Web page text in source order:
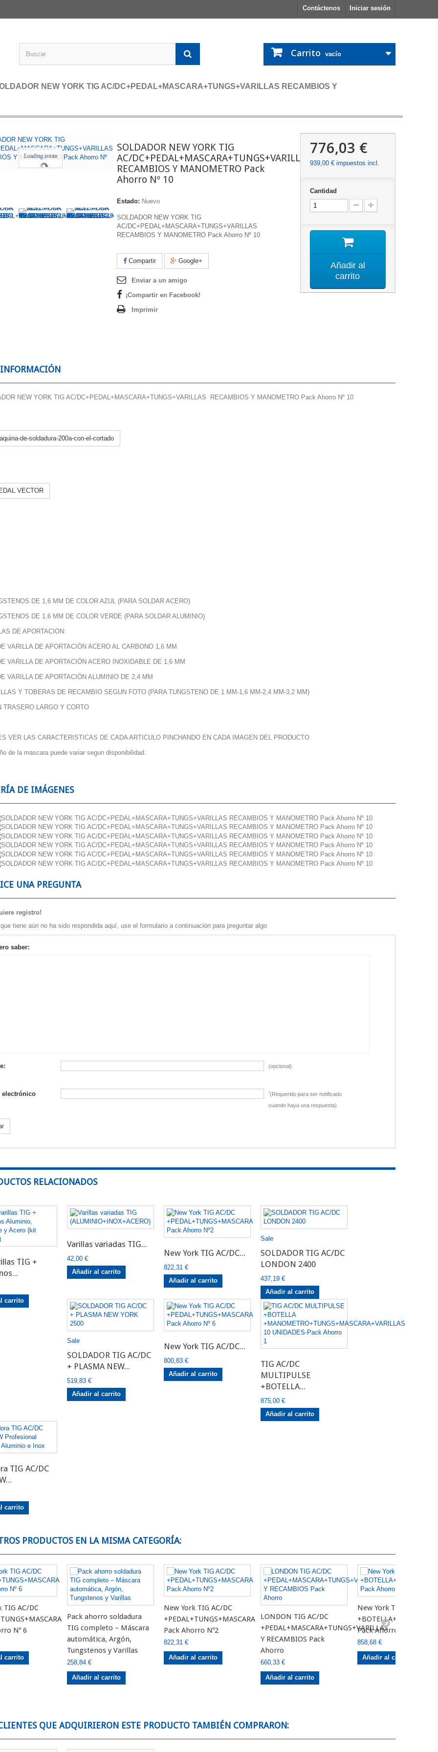
Iniciar sesión
Contáctenos
Carrito vacío
NEW YORK TIG AC/DC+PEDAL+MASCARA+TUNGS+VARILLAS RECAMBIOS Y
Loading zoom
SOLDADOR NEW YORK TIG
AC/DC+PEDAL+MASCARA+TUNGS+VARILLAS
RECAMBIOS Y MANOMETRO Pack
Ahorro Nº 10
Estado: Nuevo
SOLDADOR NEW YORK TIG
AC/DC+PEDAL+MASCARA+TUNGS+VARILLAS
RECAMBIOS Y MANOMETRO Pack Ahorro Nº 10
Compartir Google+
Enviar a un amigo
¡Compartir en Facebook!
Imprimir
776,03 €
939,00 €impuestos incl.
Cantidad
Añadir al
carrito
NEW YORK TIG AC/DC+PEDAL+MASCARA+TUNGS+VARILLAS RECAMBIOS Y MANOMETRO Pack Ahorro Nº 10
DE 1,6 MM DE COLOR AZUL (PARA SOLDAR ACERO)
DE 1,6 MM DE COLOR VERDE (PARA SOLDAR ALUMINIO)
DE APORTACION:
VARILLA DE APORTACIÓN ACERO AL CARBONO 1,6 MM
VARILLA DE APORTACIÓN ACERO INOXIDABLE DE 1,6 MM
VARILLA DE APORTACIÓN ALUMINIO DE 2,4 MM
Y TOBERAS DE RECAMBIO SEGUN FOTO (PARA TUNGSTENO DE 1 MM-1,6 MM-2,4 MM-3,2 MM)
TRASERO LARGO Y CORTO
VER LAS CARACTERISTICAS DE CADA ARTICULO PINCHANDO EN CADA IMAGEN DEL PRODUCTO
de la mascara puede variar segun disponibilidad.
DE IMÁGENES
UNA PREGUNTA
registro!
tiene aún no ha sido respondida aquí, use el formulario a continuación para preguntar algo
saber:
(opcional)
electrónico *(Requerido para ser notificado
cuando haya una respuesta)
RELACIONADOS
TIG +
carrito
Varillas variadas TIG...
42,00 €
Añadir al carrito
New York TIG AC/DC...
822,31 €
Añadir al carrito
Sale
SOLDADOR TIG AC/DC
LONDON 2400
437,19 €
Añadir al carrito
Sale
SOLDADOR TIG AC/DC
+ PLASMA NEW...
519,83 €
Añadir al carrito
New York TIG AC/DC...
800,83 €
Añadir al carrito
TIG AC/DC
MULTIPULSE
+BOTELLA...
875,00 €
Añadir al carrito
TIG AC/DC
carrito
PRODUCTOS EN LA MISMA CATEGORÍA:
TIG AC/DC
Nº 6
carrito
Pack ahorro soldadura
TIG completo – Máscara
automática, Argón,
Tungstenos y Varillas
258,84 €
Añadir al carrito
New York TIG AC/DC
+PEDAL+TUNGS+MASCARA
Pack Ahorro Nº2
822,31 €
Añadir al carrito
LONDON TIG AC/DC
+PEDAL+MASCARA+TUNGS+VARILLAS
Y RECAMBIOS Pack
Ahorro
660,33 €
Añadir al carrito
New York TIG AC/DC
Pack Ahorro 4
858,68 €
Añadir al carrito
QUE ADQUIRIERON ESTE PRODUCTO TAMBIÉN COMPRARON: